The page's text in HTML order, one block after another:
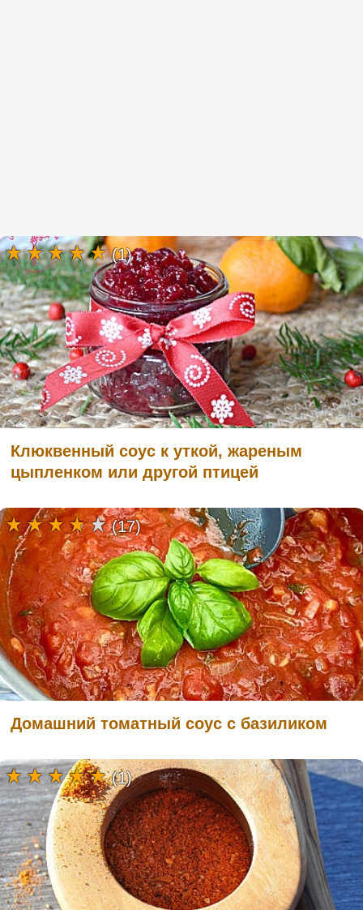
Клюквенный соус к уткой, жареным
цыпленком или другой птицей
(1)
Домашний томатный соус с базиликом
(17)
(1)